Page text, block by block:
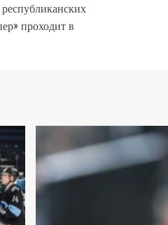
проходит в